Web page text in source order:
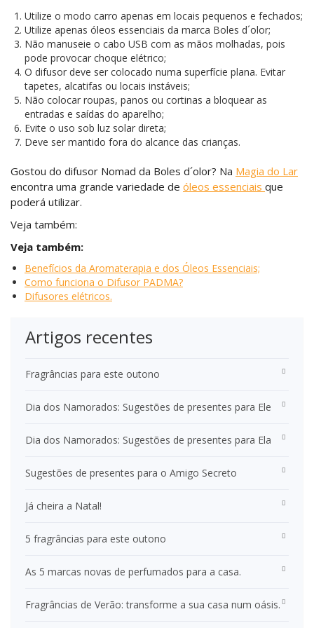
Utilize o modo carro apenas em locais pequenos e fechados;
Utilize apenas óleos essenciais da marca Boles d´olor;
Não manuseie o cabo USB com as mãos molhadas, pois
pode provocar choque elétrico;
O difusor deve ser colocado numa superfície plana. Evitar
tapetes, alcatifas ou locais instáveis;
Não colocar roupas, panos ou cortinas a bloquear as
entradas e saídas do aparelho;
Evite o uso sob luz solar direta;
Deve ser mantido fora do alcance das crianças.
Gostou do difusor Nomad da Boles d´olor? Na Magia do Lar
encontra uma grande variedade de óleos essenciais que
poderá utilizar.
Veja também:
Veja também:
Benefícios da Aromaterapia e dos Óleos Essenciais;
Como funciona o Difusor PADMA?
Difusores elétricos.
Artigos recentes
Fragrâncias para este outono
Dia dos Namorados: Sugestões de presentes para Ele
Dia dos Namorados: Sugestões de presentes para Ela
Sugestões de presentes para o Amigo Secreto
Já cheira a Natal!
5 fragrâncias para este outono
As 5 marcas novas de perfumados para a casa.
Fragrâncias de Verão: transforme a sua casa num oásis.